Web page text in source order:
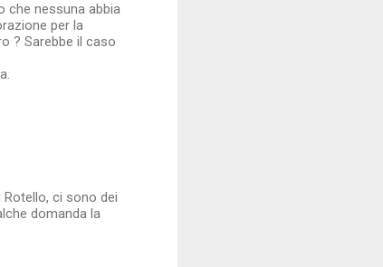
che nessuna abbia
per la
? Sarebbe il caso
ci sono dei
domanda la